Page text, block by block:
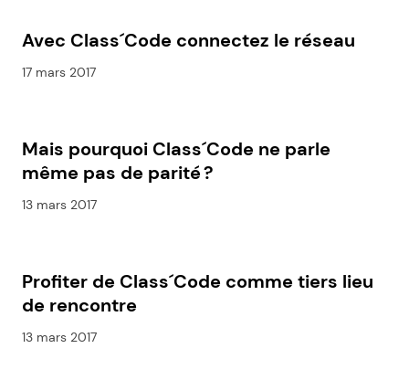
Avec Class´Code connectez le réseau
17 mars 2017
Mais pourquoi Class´Code ne parle
même pas de parité ?
13 mars 2017
Profiter de Class´Code comme tiers lieu
de rencontre
13 mars 2017